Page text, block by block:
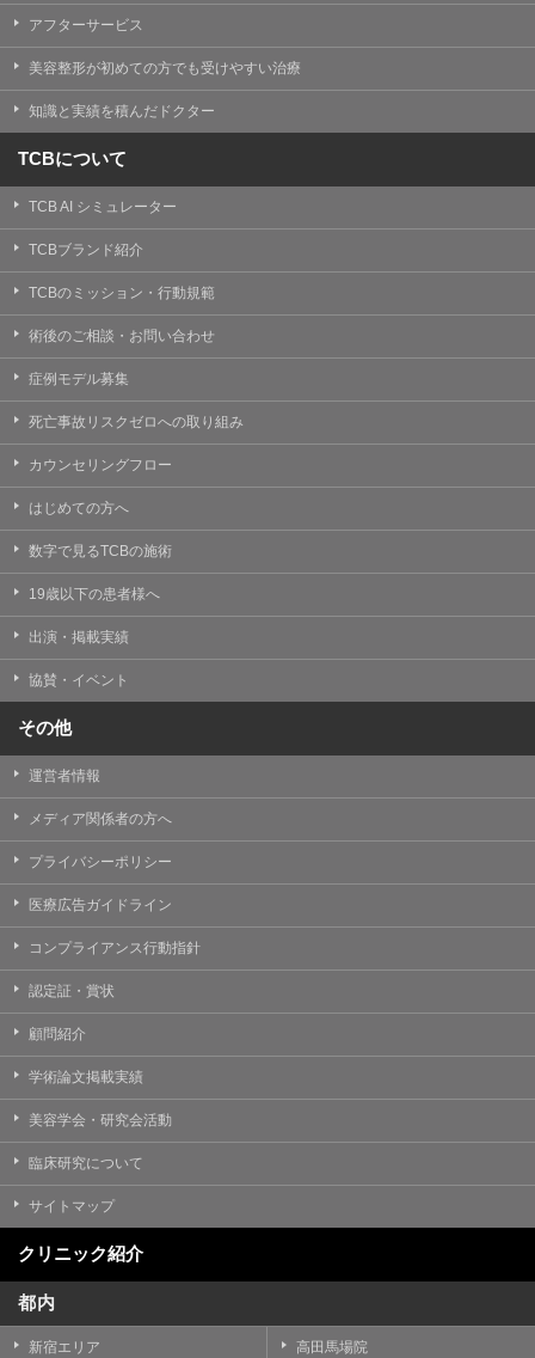
Cookieは、一般的にインターネット閲覧を行う際、又は
の閲覧情報を記憶させておく機能です。
TCBグループでは、Cookie及び類似技術を使用して収集
した情報を利用することにより、WEBサイトの利用状況
を分析し、パフォーマンス改善や、WEBサイトを通じて
提供するサービスの向上・改善のため、Cookieを使用す
ることがあります。ご使用のブラウザによりCookieを無
効とすることが可能です。ただし、Cookieを無効にした
場合、WEBサイト上のサービスの全部または一部のペー
ジが正しく表示されなくなる場合がありますのでご留意
ください。
【アクセスログについて】
TCBグループが運営するWEBサイトでは、アクセスログ
として患者様の履歴情報をサーバ上に記録しています。
アクセスログはWEBサイトの保守管理や利用状況に関す
る統計分析のために使用されます。それ以外の目的で使
用されることはありません。
本プライバシーポリシーの内容は、法令変更への対応や
す。
変更後のプライバシーポリシーについては、当サイトに
アフターサービス
美容整形が初めての方でも受けやすい治療
知識と実績を積んだドクター
TCBについて
TCB AI シミュレーター
TCBブランド紹介
TCBのミッション・行動規範
術後のご相談・お問い合わせ
症例モデル募集
死亡事故リスクゼロへの取り組み
カウンセリングフロー
はじめての方へ
数字で見るTCBの施術
19歳以下の患者様へ
出演・掲載実績
協賛・イベント
その他
運営者情報
メディア関係者の方へ
プライバシーポリシー
医療広告ガイドライン
コンプライアンス行動指針
認定証・賞状
顧問紹介
学術論文掲載実績
美容学会・研究会活動
臨床研究について
サイトマップ
クリニック紹介
都内
新宿エリア 高田馬場院